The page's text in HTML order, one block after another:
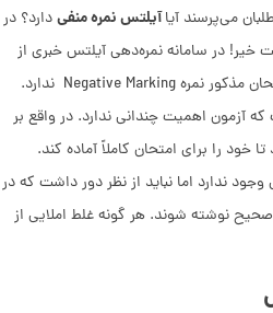
‌می‌پرسند آیاآیلتس نمره منفیدارد؟ در
در سامانه نمره‌دهی آیلتس خبری از
نمره منفی نیست. به سخن دیگر، امتحان مذکور نمره Negative Marking ندارد.
که آزمون اهمیت چندانی ندارد. در واقع بر
خود را برای امتحان کاملاً آماده کند.
ندارد اما نباید از نظر دور داشت که در
نوشته شوند. هر گونه غلط املایی از